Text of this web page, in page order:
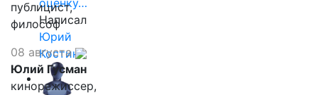
оценку…
Написал
Юрий
Костин
публицист,
философ
08 августа
Юлий Гусман
кинорежиссер,